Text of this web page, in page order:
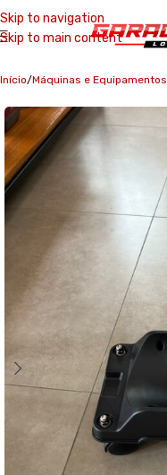
Skip to navigation
Skip to main content
Início Máquinas e Equipamentos